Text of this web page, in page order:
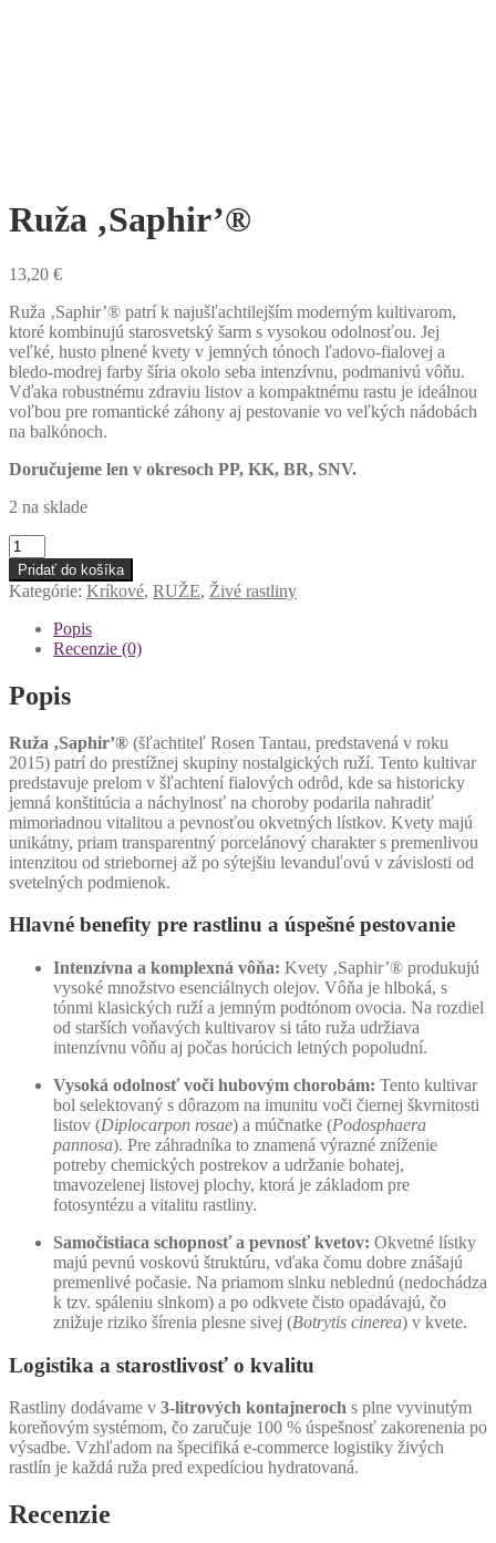
Ruža ‚Saphir’®
13,20 €
Ruža ‚Saphir’® patrí k najušľachtilejším moderným kultivarom,
ktoré kombinujú starosvetský šarm s vysokou odolnosťou. Jej
veľké, husto plnené kvety v jemných tónoch ľadovo-fialovej a
bledo-modrej farby šíria okolo seba intenzívnu, podmanivú vôňu.
Vďaka robustnému zdraviu listov a kompaktnému rastu je ideálnou
voľbou pre romantické záhony aj pestovanie vo veľkých nádobách
na balkónoch.
Doručujeme len v okresoch PP, KK, BR, SNV.
2 na sklade
množstvo
Ruža
'Saphir'®
Pridať do košíka
Kategórie: Kríkové, RUŽE, Živé rastliny
Popis
Recenzie (0)
Popis
Ruža ‚Saphir’® (šľachtiteľ Rosen Tantau, predstavená v roku
2015) patrí do prestížnej skupiny nostalgických ruží. Tento kultivar
predstavuje prelom v šľachtení fialových odrôd, kde sa historicky
jemná konštitúcia a náchylnosť na choroby podarila nahradiť
mimoriadnou vitalitou a pevnosťou okvetných lístkov. Kvety majú
unikátny, priam transparentný porcelánový charakter s premenlivou
intenzitou od striebornej až po sýtejšiu levanduľovú v závislosti od
svetelných podmienok.
Hlavné benefity pre rastlinu a úspešné pestovanie
Intenzívna a komplexná vôňa: Kvety ‚Saphir’® produkujú
vysoké množstvo esenciálnych olejov. Vôňa je hlboká, s
tónmi klasických ruží a jemným podtónom ovocia. Na rozdiel
od starších voňavých kultivarov si táto ruža udržiava
intenzívnu vôňu aj počas horúcich letných popoludní.
Vysoká odolnosť voči hubovým chorobám: Tento kultivar
bol selektovaný s dôrazom na imunitu voči čiernej škvrnitosti
listov (Diplocarpon rosae) a múčnatke (Podosphaera
pannosa). Pre záhradníka to znamená výrazné zníženie
potreby chemických postrekov a udržanie bohatej,
tmavozelenej listovej plochy, ktorá je základom pre
fotosyntézu a vitalitu rastliny.
Samočistiaca schopnosť a pevnosť kvetov: Okvetné lístky
majú pevnú voskovú štruktúru, vďaka čomu dobre znášajú
premenlivé počasie. Na priamom slnku neblednú (nedochádza
k tzv. spáleniu slnkom) a po odkvete čisto opadávajú, čo
znižuje riziko šírenia plesne sivej (Botrytis cinerea) v kvete.
Logistika a starostlivosť o kvalitu
Rastliny dodávame v 3-litrových kontajneroch s plne vyvinutým
koreňovým systémom, čo zaručuje 100 % úspešnosť zakorenenia po
výsadbe. Vzhľadom na špecifiká e-commerce logistiky živých
rastlín je každá ruža pred expedíciou hydratovaná.
Recenzie